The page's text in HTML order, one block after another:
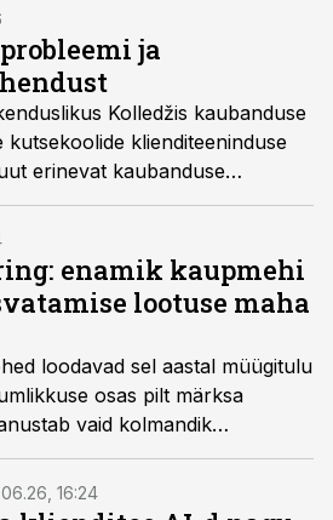
ja
Kolledžis kaubanduse
klienditeeninduse
erinevat kaubanduse
ulatusid tehnoloogilistest
praktiliste muudatusteni poe
enamik kaupmehi
lootuse maha
loodavad sel aastal müügitulu
osas pilt märksa
vaid kolmandik
kaubandusuuringust.
16:24